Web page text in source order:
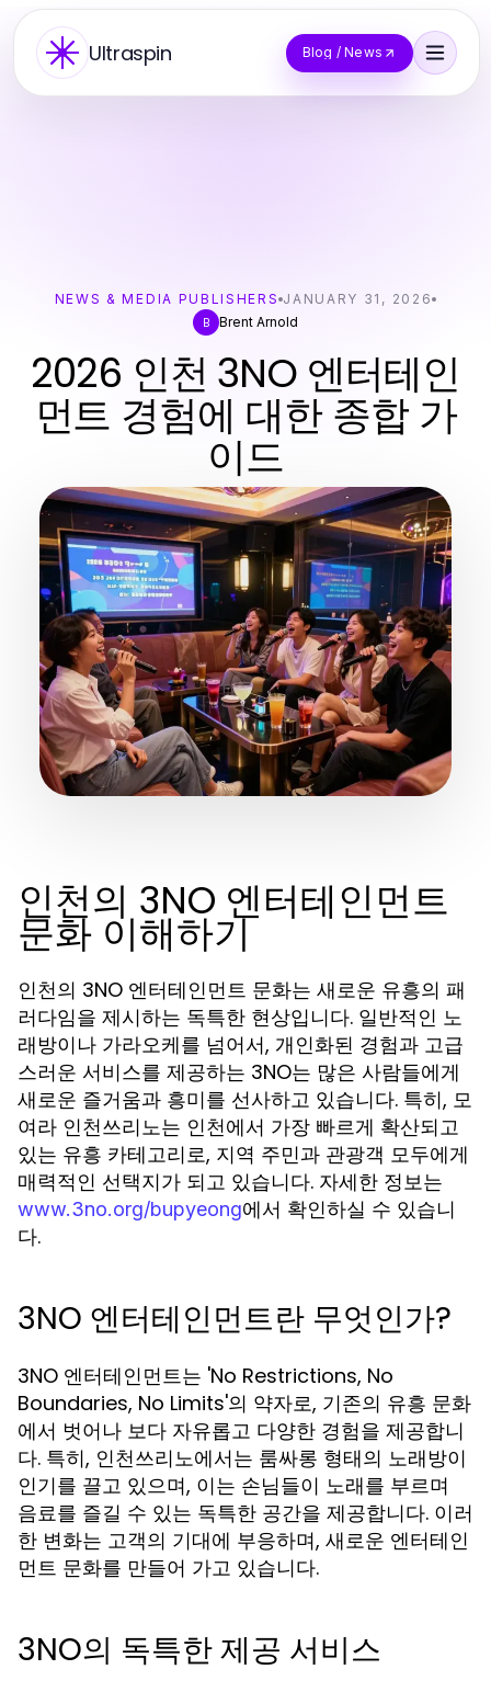
Ultraspin Blog / News
NEWS & MEDIA PUBLISHERS JANUARY 31, 2026
B Brent Arnold
2026 인천 3NO 엔터테인
먼트 경험에 대한 종합 가
이드
인천의 3NO 엔터테인먼트
문화 이해하기
인천의 3NO 엔터테인먼트 문화는 새로운 유흥의 패
러다임을 제시하는 독특한 현상입니다. 일반적인 노
래방이나 가라오케를 넘어서, 개인화된 경험과 고급
스러운 서비스를 제공하는 3NO는 많은 사람들에게
새로운 즐거움과 흥미를 선사하고 있습니다. 특히, 모
여라 인천쓰리노는 인천에서 가장 빠르게 확산되고
있는 유흥 카테고리로, 지역 주민과 관광객 모두에게
매력적인 선택지가 되고 있습니다. 자세한 정보는
www.3no.org/bupyeong에서 확인하실 수 있습니
다.
3NO 엔터테인먼트란 무엇인가?
3NO 엔터테인먼트는 'No Restrictions, No
Boundaries, No Limits'의 약자로, 기존의 유흥 문화
에서 벗어나 보다 자유롭고 다양한 경험을 제공합니
다. 특히, 인천쓰리노에서는 룸싸롱 형태의 노래방이
인기를 끌고 있으며, 이는 손님들이 노래를 부르며
음료를 즐길 수 있는 독특한 공간을 제공합니다. 이러
한 변화는 고객의 기대에 부응하며, 새로운 엔터테인
먼트 문화를 만들어 가고 있습니다.
3NO의 독특한 제공 서비스